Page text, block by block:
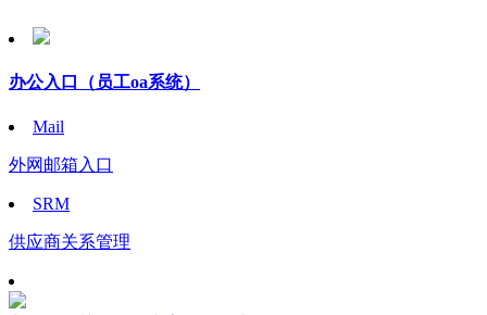
办公入口 （员工oa系统）
Mail
外网邮箱入口
SRM
供应商关系管理